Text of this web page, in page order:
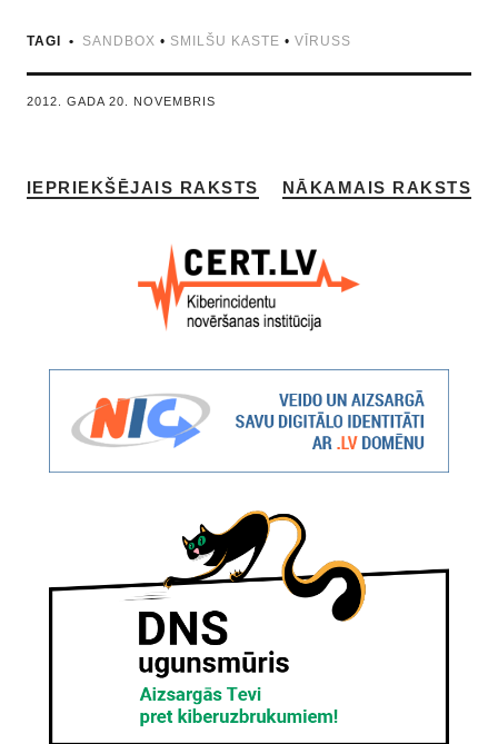
TAGI SANDBOX • SMILŠU KASTE • VĪRUSS
2012. GADA 20. NOVEMBRIS
IEPRIEKŠĒJAIS RAKSTS NĀKAMAIS RAKSTS